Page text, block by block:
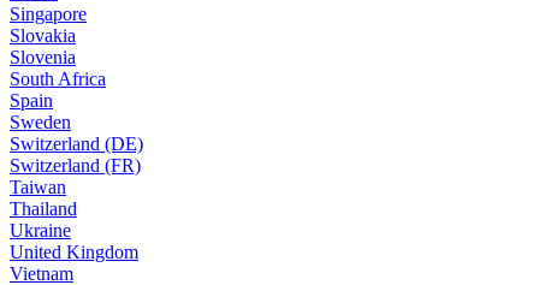
Singapore
Slovakia
Slovenia
South Africa
Spain
Sweden
Switzerland (DE)
Switzerland (FR)
Taiwan
Thailand
Ukraine
United Kingdom
Vietnam